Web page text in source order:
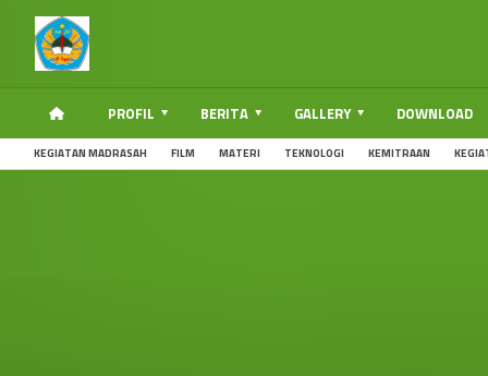
PROFIL BERITA GALLERY DOWNLOAD
KEGIATAN MADRASAH FILM MATERI TEKNOLOGI KEMITRAAN